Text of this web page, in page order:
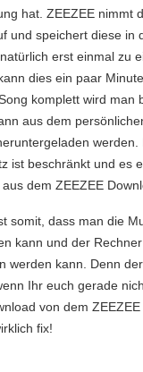
hat. ZEEZEE nimmt
und speichert diese in
erst einmal zu
dies ein paar
komplett wird man
aus dem
werden.
ist beschränkt und es
dem ZEEZEE
somit, dass man die
kann und der
werden kann. Denn
Ihr euch gerade
von dem
fix!